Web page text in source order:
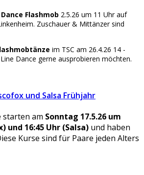
Flashmob 2.5.26 um 11 Uhr auf
Zuschauer & Mittänzer sind
im TSC am 26.4.26 14 -
Dance gerne ausprobieren möchten.
und Salsa Frühjahr
starten am Sonntag 17.5.26 um
und 16:45 Uhr (Salsa) und haben
Kurse sind für Paare jeden Alters